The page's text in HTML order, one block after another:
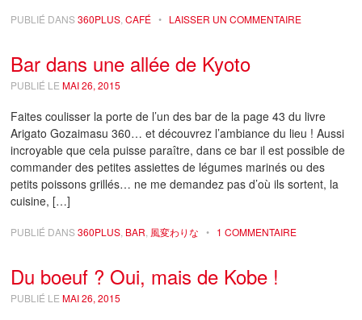
PUBLIÉ DANS360PLUS ,CAFÉ • LAISSER UN COMMENTAIRE
Bar dans une allée de Kyoto
PUBLIÉ LEMAI 26, 2015
Faites coulisser la porte de l’un des bar de la page 43 du livre
Arigato Gozaimasu 360… et découvrez l’ambiance du lieu ! Aussi
incroyable que cela puisse paraître, dans ce bar il est possible de
commander des petites assiettes de légumes marinés ou des
petits poissons grillés… ne me demandez pas d’où ils sortent, la
cuisine, […]
PUBLIÉ DANS360PLUS BAR 風変わりな • 1 COMMENTAIRE
Du boeuf ? Oui, mais de Kobe !
PUBLIÉ LEMAI 26, 2015